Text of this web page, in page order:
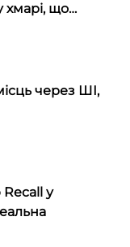
хмарі, що
через ШІ,
у